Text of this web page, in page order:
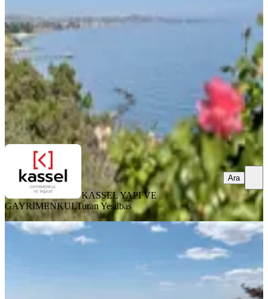
3+1 ·140 m²
KASSEL YAPI VE GAYRİMENKUL Turan Yesılbas
Ara
KASSEL YAPI VE
GAYRİMENKULTuran Yesılbas
Ara
MANZARALI
Büyük Erseven Levent Tatil Köyünde
Satılık 3+1 Bahçeli Daire